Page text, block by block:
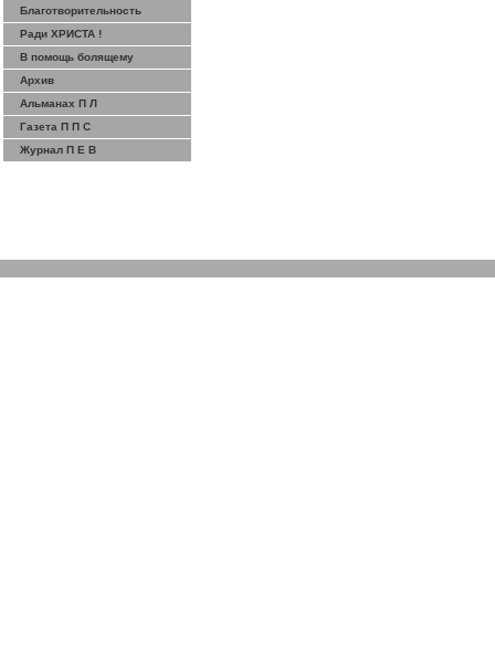
Благотворительность
Ради ХРИСТА !
В помощь болящему
Архив
Альманах П Л
Газета П П С
Журнал П Е В